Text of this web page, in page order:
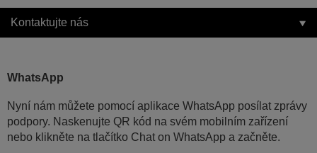
Kontaktujte nás
WhatsApp
Nyní nám můžete pomocí aplikace WhatsApp posílat zprávy
podpory. Naskenujte QR kód na svém mobilním zařízení
nebo klikněte na tlačítko Chat on WhatsApp a začněte.